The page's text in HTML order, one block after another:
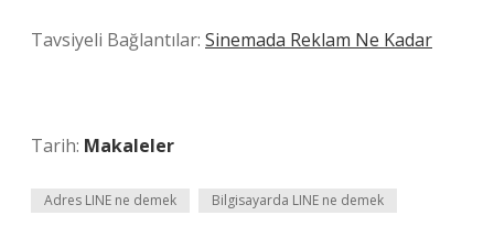
Tavsiyeli Bağlantılar: Sinemada Reklam Ne Kadar
Tarih: Makaleler
Adres LINE ne demek Bilgisayarda LINE ne demek